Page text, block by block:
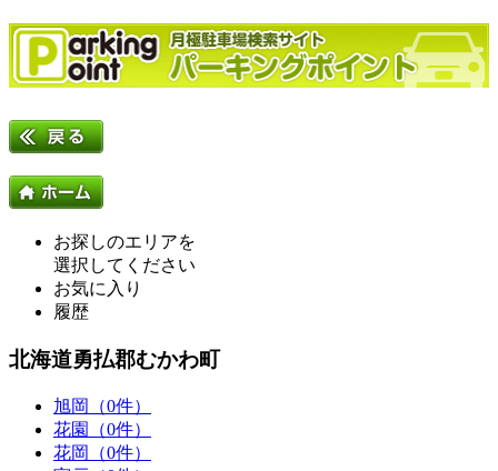
お探しのエリアを
選択してください
お気に入り
履歴
北海道勇払郡むかわ町
旭岡（0件）
花園（0件）
花岡（0件）